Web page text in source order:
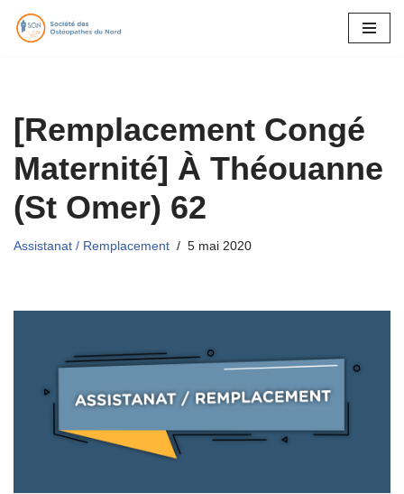
[Remplacement Congé
Maternité] À Théouanne
(St Omer) 62
Assistanat / Remplacement 5 mai 2020